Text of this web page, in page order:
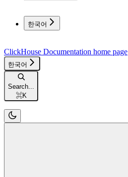
한국어
ClickHouse Documentation home page
한국어
Search...
⌘K